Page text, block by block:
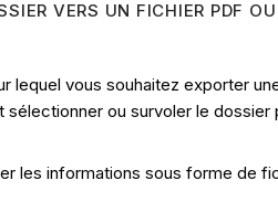
VERS UN FICHIER PDF
lequel vous souhaitez exporter
ou survoler le
les informations sous forme de